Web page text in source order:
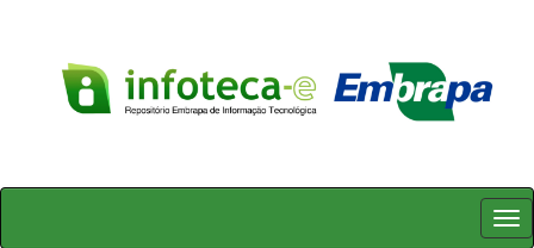
Skip